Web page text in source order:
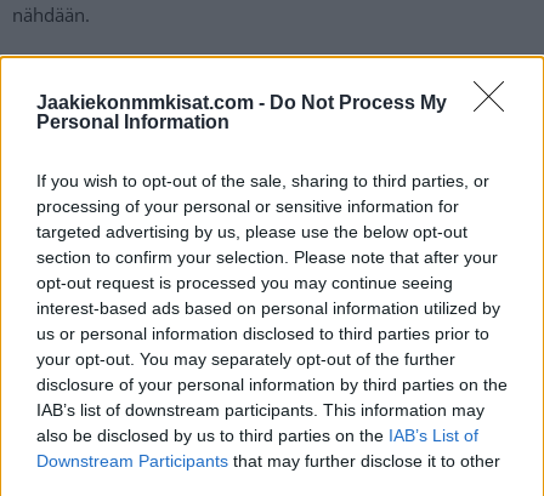
Jaakiekonmmkisat.com - Do Not Process My
Personal Information
If you wish to opt-out of the sale, sharing to third parties, or
processing of your personal or sensitive information for
targeted advertising by us, please use the below opt-out
section to confirm your selection. Please note that after your
opt-out request is processed you may continue seeing
interest-based ads based on personal information utilized by
us or personal information disclosed to third parties prior to
your opt-out. You may separately opt-out of the further
disclosure of your personal information by third parties on the
IAB’s list of downstream participants. This information may
also be disclosed by us to third parties on the IAB’s List of
Downstream Participants that may further disclose it to other
nähdään.
lohkot. Suomen kanssa samassa lohkossa nähdään Ruotsi,
Latvia.
Edellinen artikkeli
Jonne Virtanen kritisoi Liigan
Seuraava artikkeli
Venäjän olympiajoukkue 2022 –